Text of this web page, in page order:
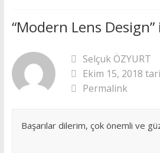
“Modern Lens Design
Selçuk ÖZYURT
Ekim 15, 2018
Permalink
Başarılar dilerim, çok önemli ve